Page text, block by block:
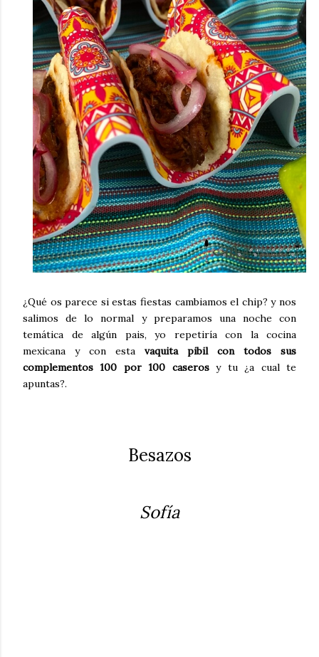
¿Qué os parece si estas fiestas cambiamos el chip? y nos
salimos de lo normal y preparamos una noche con
temática de algún pais, yo repetiría con la cocina
mexicana y con esta vaquita pibil con todos sus
complementos 100 por 100 caserosy tu ¿a cual te
apuntas?.
Besazos
Sofía